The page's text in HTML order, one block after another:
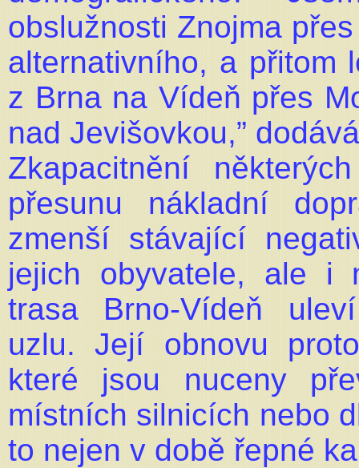
obslužnosti Znojma
alternativního, a přitom
z Brna na Vídeň přes
nad Jevišovkou,”
Zkapacitnění
přesunu nákladní
zmenší stávající
jejich obyvatele, ale i
trasa Brno-Vídeň
uzlu. Její obnovu
které jsou nuceny
místních silnicích nebo
to nejen v době řepné